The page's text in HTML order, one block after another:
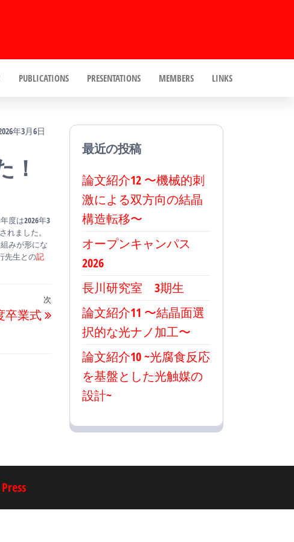
PUBLICATIONS PRESENTATIONS MEMBERS LINKS
年3月6日
！
度は2026年3
れました。
みが形にな
先生との記
次
の
次
卒業式
最近の投稿
論文紹介12 〜機械的刺
激による双方向の結晶
構造転移〜
オープンキャンパス
2026
長川研究室 3期生
論文紹介11 〜結晶面選
択的な光ナノ加工〜
論文紹介10 ~光腐食反応
を基盤とした光触媒の
設計~